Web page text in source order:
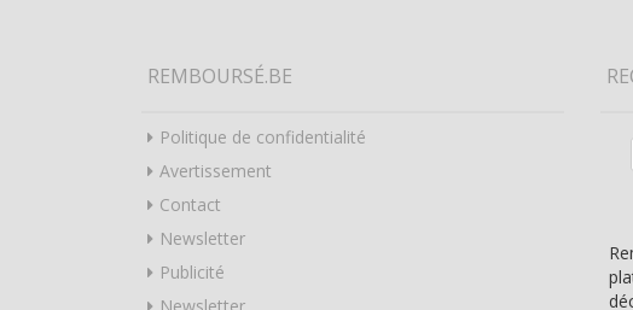
REMBOURSÉ.BE
Politique de confidentialité
Avertissement
Contact
Newsletter
Publicité